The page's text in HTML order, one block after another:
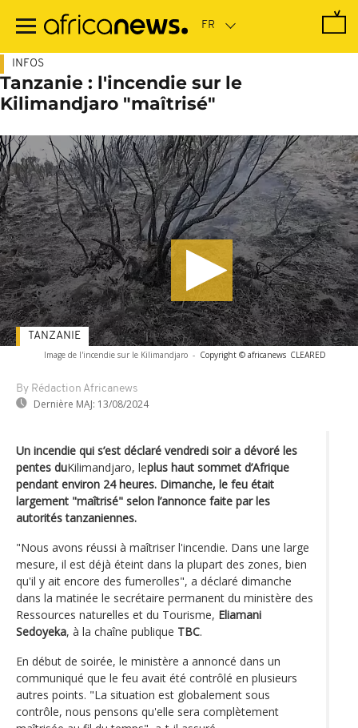
contenu
INFOS
Tanzanie : l'incendie sur le
Kilimandjaro "maîtrisé"
Image de l'incendie sur le Kilimandjaro - Copyright © africanews CLEARED
By Rédaction Africanews
Dernière MAJ: 13/08/2024
TANZANIE
Un incendie qui s’est déclaré vendredi soir a dévoré les
pentes duKilimandjaro, leplus haut sommet d’Afrique
pendant environ 24 heures. Dimanche, le feu était
largement "maîtrisé" selon l’annonce faite par les
autorités tanzaniennes.
"Nous avons réussi à maîtriser l'incendie. Dans une large
mesure, il est déjà éteint dans la plupart des zones, bien
qu'il y ait encore des fumerolles", a déclaré dimanche
dans la matinée le secrétaire permanent du ministère des
Ressources naturelles et du Tourisme, Eliamani
Sedoyeka, à la chaîne publique TBC.
En début de soirée, le ministère a annoncé dans un
communiqué que le feu avait été contrôlé en plusieurs
autres points. "La situation est globalement sous
contrôle, nous pensons qu'elle sera complètement